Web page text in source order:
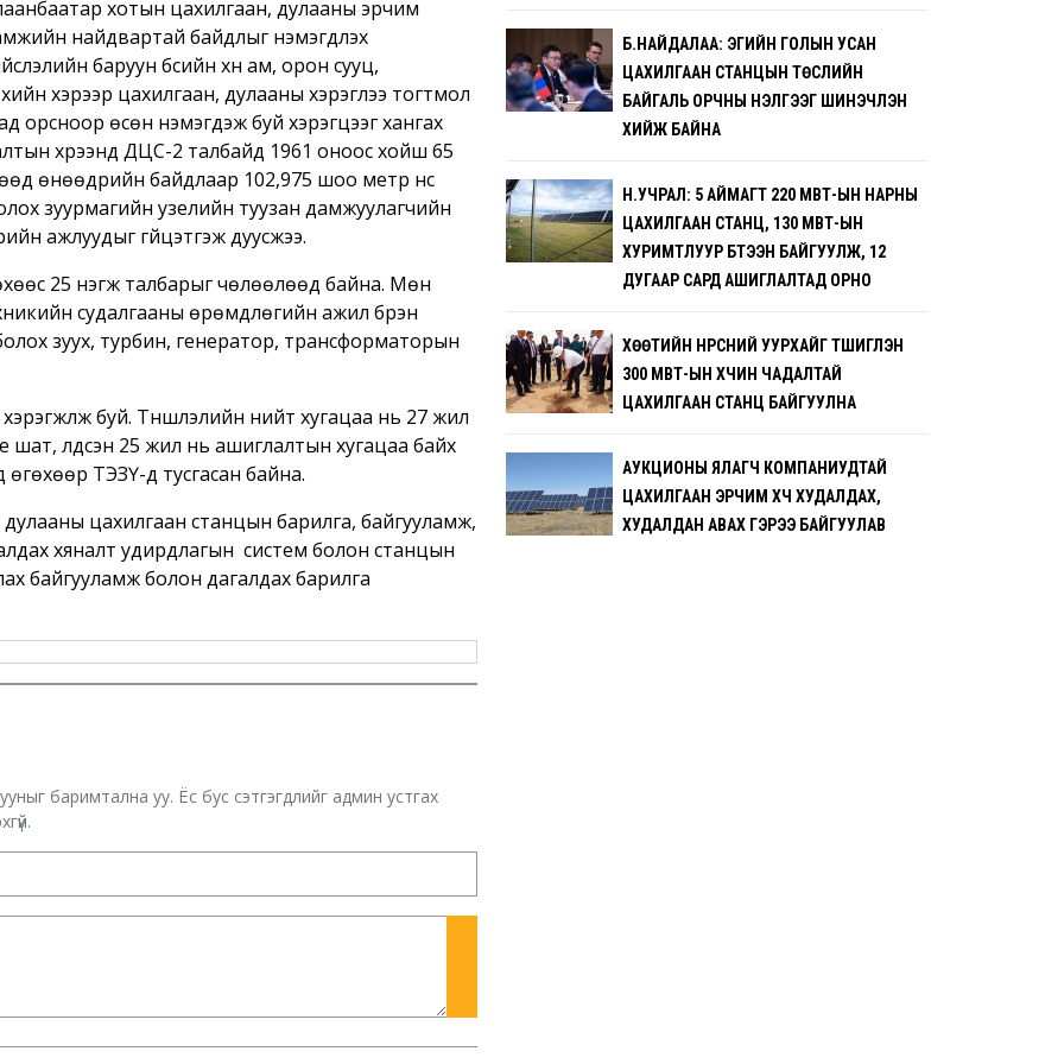
хотын цахилгаан, дулааны эрчим
найдвартай байдлыг нэмэгдүүлэх
баруун бүсийн хүн ам, орон сууц,
хэрээр цахилгаан, дулааны хэрэглээ тогтмол
орсноор өсөн нэмэгдэж буй хэрэгцээг хангах
хүрээнд ДЦС-2 талбайд 1961 оноос хойш 65
өнөөдрийн байдлаар 102,975 шоо метр үнс
зуурмагийн узелийн туузан дамжуулагчийн
ажлуудыг гүйцэтгэж дуусжээ.
25 нэгж талбарыг чөлөөлөөд байна. Мөн
судалгааны өрөмдлөгийн ажил бүрэн
зуух, турбин, генератор, трансформаторын
буй. Түншлэлийн нийт хугацаа нь 27 жил
шат, үлдсэн 25 жил нь ашиглалтын хугацаа байх
ТЭЗҮ-д тусгасан байна.
дулааны цахилгаан станцын барилга, байгууламж,
хяналт удирдлагын систем болон станцын
байгууламж болон дагалдах барилга
баримтална уу. Ёс бус сэтгэгдлийг админ устгах
Б.НАЙДАЛАА: ЭГИЙН ГОЛЫН УСАН
ЦАХИЛГААН СТАНЦЫН ТӨСЛИЙН
БАЙГАЛЬ ОРЧНЫ ҮНЭЛГЭЭГ ШИНЭЧЛЭН
ХИЙЖ БАЙНА
Н.УЧРАЛ: 5 АЙМАГТ 220 МВТ-ЫН НАРНЫ
ЦАХИЛГААН СТАНЦ, 130 МВТ-ЫН
ХУРИМТЛУУР БҮТЭЭН БАЙГУУЛЖ, 12
ДУГААР САРД АШИГЛАЛТАД ОРНО
ХӨӨТИЙН НҮҮРСНИЙ УУРХАЙГ ТҮШИГЛЭН
300 МВТ-ЫН ХҮЧИН ЧАДАЛТАЙ
ЦАХИЛГААН СТАНЦ БАЙГУУЛНА
АУКЦИОНЫ ЯЛАГЧ КОМПАНИУДТАЙ
ЦАХИЛГААН ЭРЧИМ ХҮЧ ХУДАЛДАХ,
ХУДАЛДАН АВАХ ГЭРЭЭ БАЙГУУЛАВ